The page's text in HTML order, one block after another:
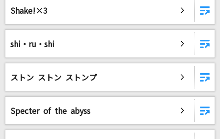
Shake!×3
shi・ru・shi
ストン ストン ストンプ
Specter of the abyss